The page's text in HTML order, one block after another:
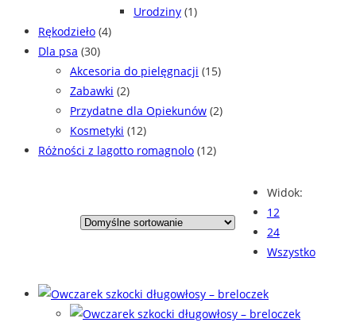
Widok:
12
24
Wszystko
Urodziny (1)
Rękodzieło (4)
Dla psa (30)
Akcesoria do pielęgnacji (15)
Zabawki (2)
Przydatne dla Opiekunów (2)
Kosmetyki (12)
Różności z lagotto romagnolo (12)